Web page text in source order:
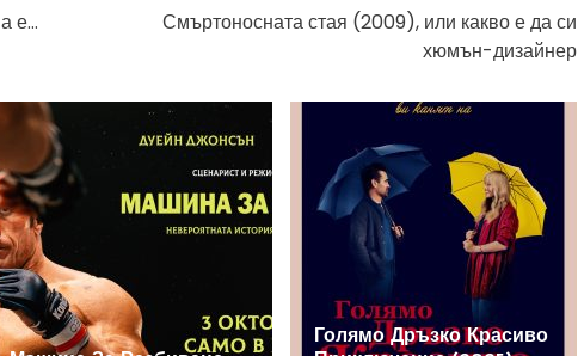
е…
Смъртоносната стая (2009), или какво е да си
хюмън-дизайнер
Голямо Дръзко Красиво